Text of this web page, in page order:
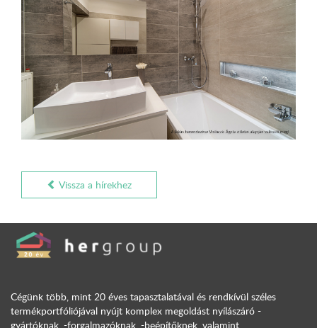
Vissza a hírekhez
Cégünk több, mint 20 éves tapasztalatával és rendkívül széles
termékportfóliójával nyújt komplex megoldást nyílászáró -
gyártóknak, -forgalmazóknak, -beépítőknek, valamint